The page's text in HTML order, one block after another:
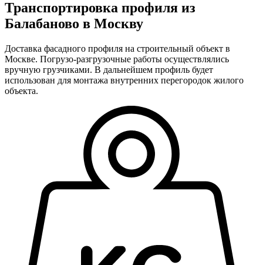
Транспортировка профиля из
Балабаново в Москву
Доставка фасадного профиля на строительный объект в
Москве. Погрузо-разгрузочные работы осуществлялись
вручную грузчиками. В дальнейшем профиль будет
использован для монтажа внутренних перегородок жилого
объекта.